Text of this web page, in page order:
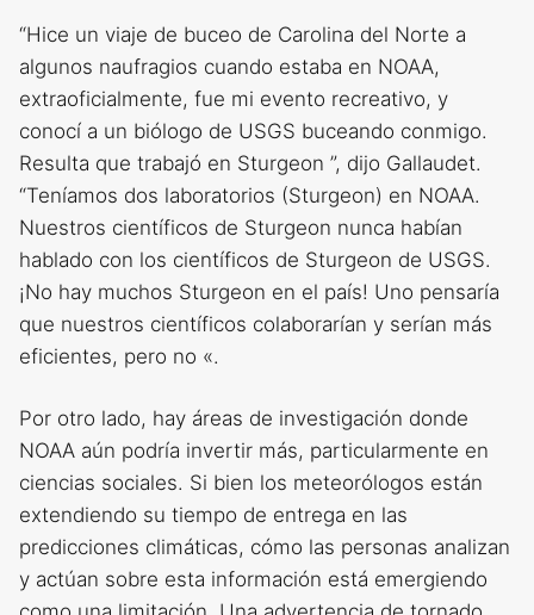
“Hice un viaje de buceo de Carolina del Norte a
algunos naufragios cuando estaba en NOAA,
extraoficialmente, fue mi evento recreativo, y
conocí a un biólogo de USGS buceando conmigo.
Resulta que trabajó en Sturgeon ”, dijo Gallaudet.
“Teníamos dos laboratorios (Sturgeon) en NOAA.
Nuestros científicos de Sturgeon nunca habían
hablado con los científicos de Sturgeon de USGS.
¡No hay muchos Sturgeon en el país! Uno pensaría
que nuestros científicos colaborarían y serían más
eficientes, pero no «.
Por otro lado, hay áreas de investigación donde
NOAA aún podría invertir más, particularmente en
ciencias sociales. Si bien los meteorólogos están
extendiendo su tiempo de entrega en las
predicciones climáticas, cómo las personas analizan
y actúan sobre esta información está emergiendo